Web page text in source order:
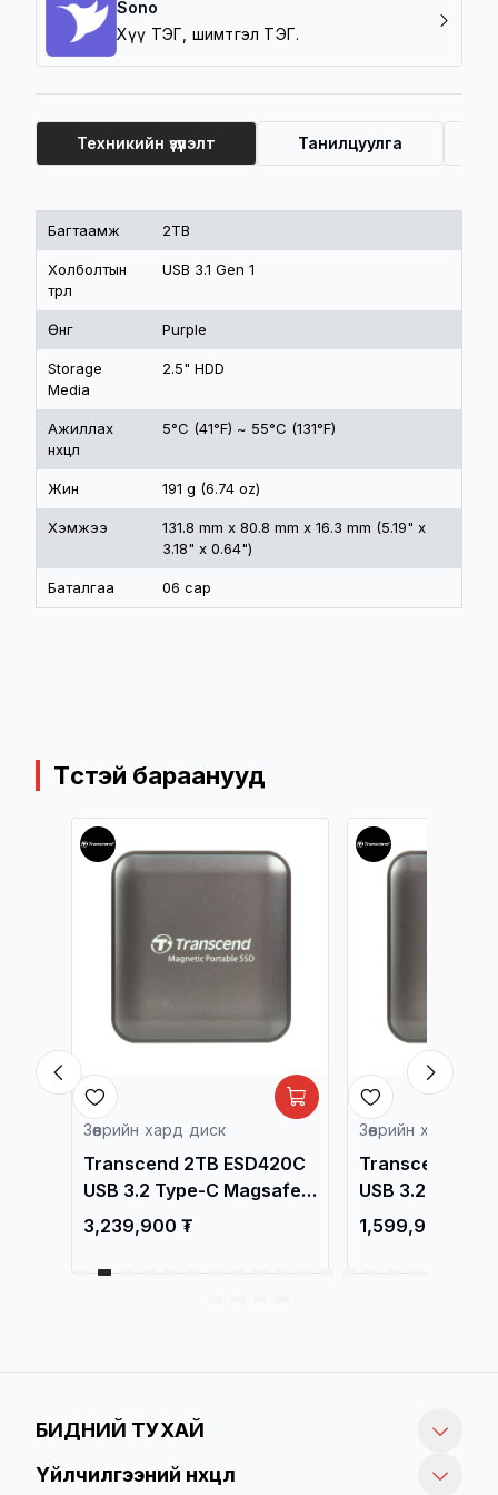
Sono
Хүү ТЭГ, шимтгэл ТЭГ.
Техникийн үзүүлэлт Танилцуулга
Техникийн үзүүлэлт
Багтаамж 2TB
Холболтын
төрөл
USB 3.1 Gen 1
Өнгө Purple
Storage
Media
2.5" HDD
Ажиллах
нөхцөл
5°C (41°F) ~ 55°C (131°F)
Жин 191 g (6.74 oz)
Хэмжээ
131.8 mm x 80.8 mm x 16.3 mm (5.19" x
3.18" x 0.64")
Баталгаа 06 сар
Төстэй бараанууд
Зөөврийн хард диск
Transcend 2TB ESD420C
USB 3.2 Type-C Magsafe
External SSD, Iron Gray
Хард /
3,239,900 ₮
Зөөврийн хард
Transcend 1TB
USB 3.2 Type-
External SSD,
1,599,900 ₮
БИДНИЙ ТУХАЙ
Үйлчилгээний нөхцөл